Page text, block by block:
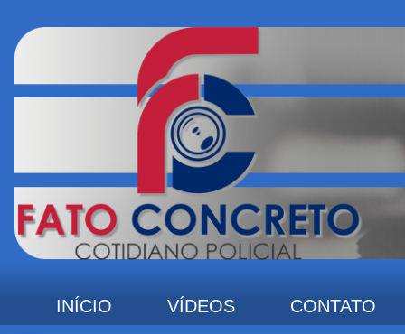
INÍCIO VÍDEOS CONTATO